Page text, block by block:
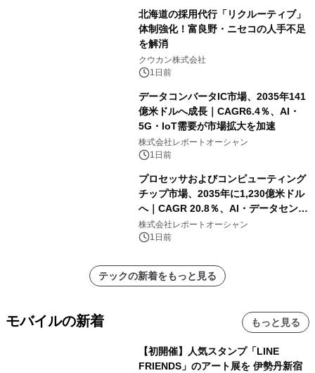
北海道の採用代行「リクルーティブ」
体制強化！富良野・ニセコの人手不足
を解消
クウカン株式会社
1日前
データコンバータIC市場、2035年141
億米ドルへ成長｜CAGR6.4％、AI・
5G・IoT需要が市場拡大を加速
株式会社レポートオーシャン
1日前
プロセッサおよびコンピューティング
チップ市場、2035年に1,230億米ドル
へ｜CAGR 20.8％、AI・データセンタ
ー需要が成長を牽引
株式会社レポートオーシャン
1日前
テックの新着をもっと見る
モバイルの新着 もっと見る
【初開催】人気スタンプ「LINE
FRIENDS」のアート展を 伊勢丹新宿